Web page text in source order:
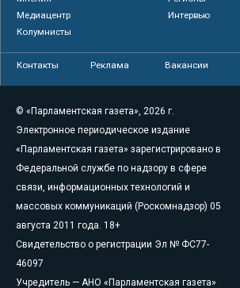
Медиацентр
Интервью
Колумнисты
Контакты Реклама Вакансии
© «Парламентская газета», 2026 г.
Электронное периодическое издание
«Парламентская газета» зарегистрировано в
Федеральной службе по надзору в сфере
связи, информационных технологий и
массовых коммуникаций (Роскомнадзор) 05
августа 2011 года. 18+
Свидетельство о регистрации Эл № ФС77-
46097
Учредитель — АНО «Парламентская газета»